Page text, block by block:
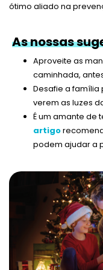
ótimo aliado na
As nossas
Aproveite as
caminhada,
Desafie a família
verem as luzes
É um amante de
artigo
podem ajudar a